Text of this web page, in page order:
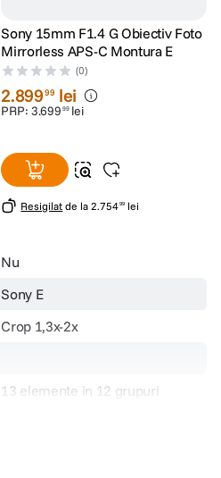
Sony 15mm F1.4 G Obiectiv Foto
Mirrorless APS-C Montura E
(0)
2.89999 lei
PRP: 3.699 99 lei
Resigilat de la 2.75499 lei
Nu
Sony E
Crop 1,3x-2x
13 elemente in 12 grupuri